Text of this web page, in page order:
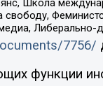
Школа
Либерально-
7756/
функции